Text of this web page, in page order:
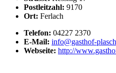
Postleitzahl: 9170
Ort: Ferlach
Telefon: 04227 2370
E-Mail: info@gasthof-
Webseite: http://